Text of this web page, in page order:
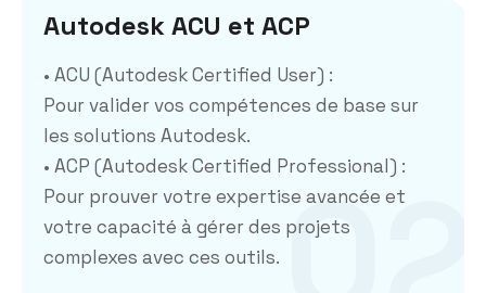
Autodesk ACU et ACP
• ACU (Autodesk Certified User) :
Pour valider vos compétences de base sur
les solutions Autodesk.
• ACP (Autodesk Certified Professional) :
Pour prouver votre expertise avancée et
votre capacité à gérer des projets
complexes avec ces outils.